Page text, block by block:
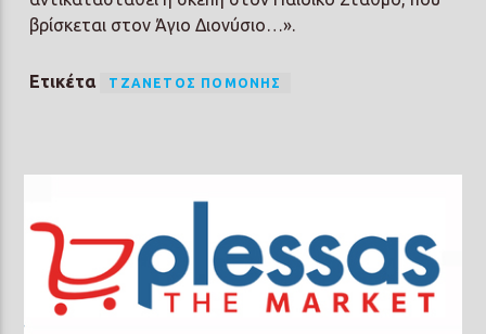
βρίσκεται στον Άγιο Διονύσιο…».
Ετικέτα ΤΖΑΝΈΤΟΣ ΠΟΜΌΝΗΣ